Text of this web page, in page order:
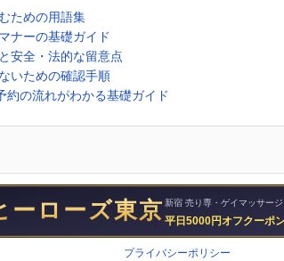
ための用語集
ナーの基礎ガイド
安全・法的な留意点
いための確認手順
約の流れがわかる基礎ガイド
プライバシーポリシー